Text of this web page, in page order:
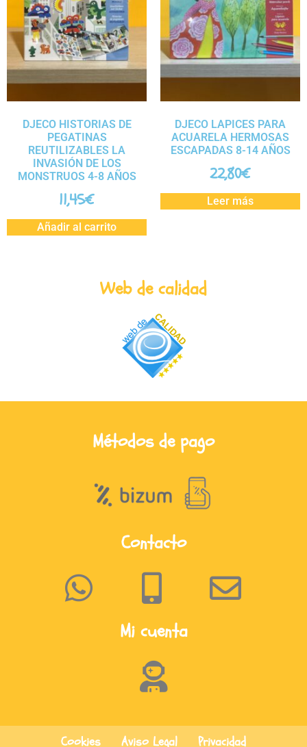
DJECO HISTORIAS DE
PEGATINAS
REUTILIZABLES LA
INVASIÓN DE LOS
MONSTRUOS 4-8 AÑOS
11,45€
Añadir al carrito
DJECO LAPICES PARA
ACUARELA HERMOSAS
ESCAPADAS 8-14 AÑOS
22,80€
Leer más
Web de calidad
Métodos de pago
Contacto
Mi cuenta
Cookies Aviso Legal Privacidad